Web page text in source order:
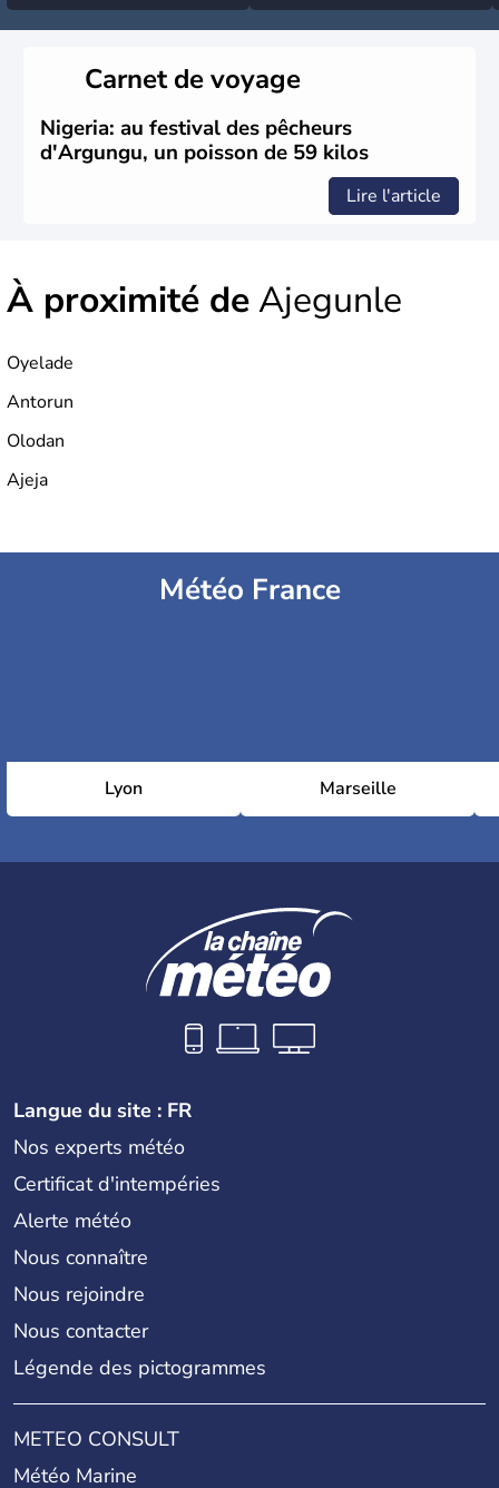
Carnet de voyage
Nigeria: au festival des pêcheurs
d'Argungu, un poisson de 59 kilos
Lire l'article
À proximité deAjegunle
Oyelade
Antorun
Olodan
Ajeja
Météo France
Lyon Marseille
Langue du site : FR
Nos experts météo
Certificat d'intempéries
Alerte météo
Nous connaître
Nous rejoindre
Nous contacter
Légende des pictogrammes
METEO CONSULT
Météo Marine